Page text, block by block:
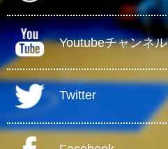
Youtubeチャンネル
Twitter